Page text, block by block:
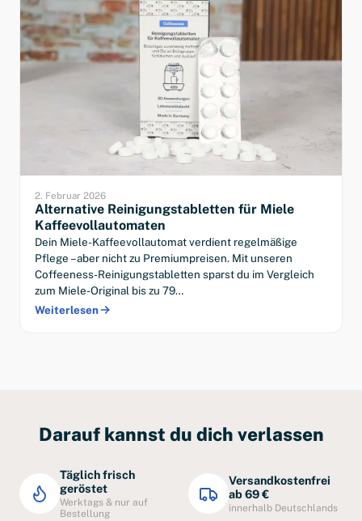
2. Februar 2026
Alternative Reinigungstabletten für Miele
Kaffeevollautomaten
Dein Miele-Kaffeevollautomat verdient regelmäßige
Pflege – aber nicht zu Premiumpreisen. Mit unseren
Coffeeness-Reinigungstabletten sparst du im Vergleich
zum Miele-Original bis zu 79…
Weiterlesen
Darauf kannst du dich verlassen
Täglich frisch
geröstet
Werktags & nur auf
Bestellung
Versandkostenfrei
ab 69 €
innerhalb Deutschlands